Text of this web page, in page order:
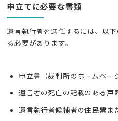
申立てに必要な書類
遺言執行者を選任するには、以
る必要があります。
申立書（裁判所のホームペー
遺言者の死亡の記載のある戸
遺言執行者候補者の住民票ま